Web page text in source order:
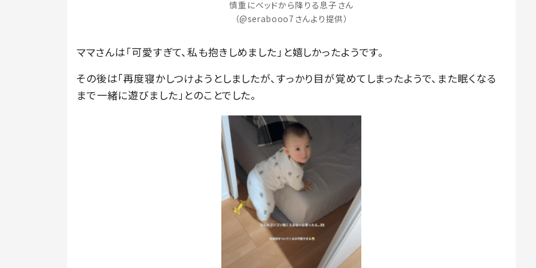
慎重にベッドから降りる息子さん
（@serabooo7さんより提供）
ママさんは「可愛すぎて、私も抱きしめました」と嬉しかったようです。
その後は「再度寝かしつけようとしましたが、すっかり目が覚めてしまったようで、また眠くなる
まで一緒に遊びました」とのことでした。